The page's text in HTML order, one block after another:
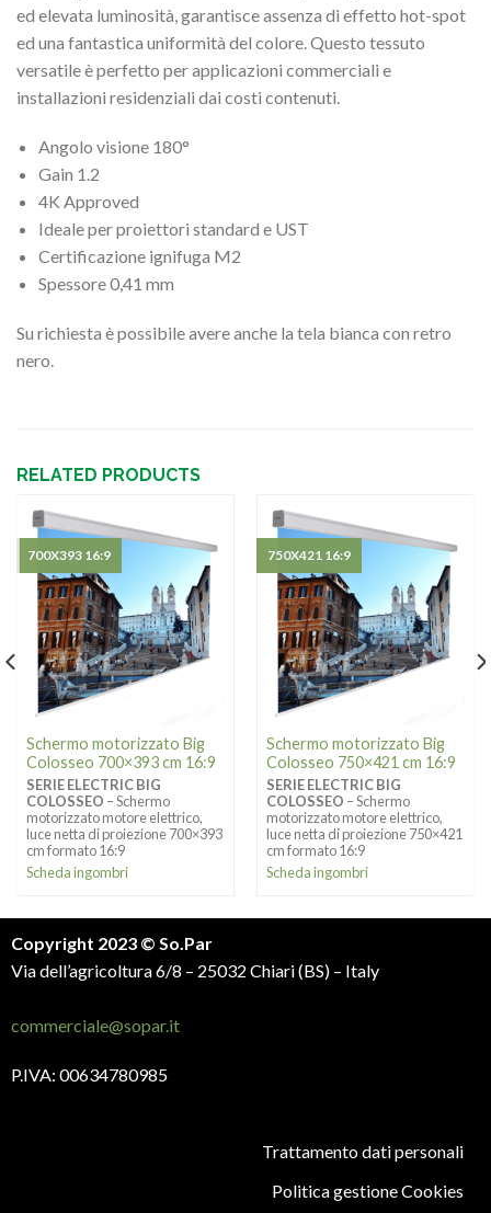
ed elevata luminosità, garantisce assenza di effetto hot-spot
ed una fantastica uniformità del colore. Questo tessuto
versatile è perfetto per applicazioni commerciali e
installazioni residenziali dai costi contenuti.
Angolo visione 180°
Gain 1.2
4K Approved
Ideale per proiettori standard e UST
Certificazione ignifuga M2
Spessore 0,41 mm
Su richiesta è possibile avere anche la tela bianca con retro
nero.
RELATED PRODUCTS
Schermo motorizzato Big
Colosseo 700×393 cm 16:9
SERIE ELECTRIC BIG
COLOSSEO – Schermo
motorizzato motore elettrico,
luce netta di proiezione 700×393
cm formato 16:9
Scheda ingombri
700X393 16:9
Schermo motorizzato Big
Colosseo 750×421 cm 16:9
SERIE ELECTRIC BIG
COLOSSEO – Schermo
motorizzato motore elettrico,
luce netta di proiezione 750×421
cm formato 16:9
Scheda ingombri
750X421 16:9
Copyright 2023 © So.Par
Via dell’agricoltura 6/8 – 25032 Chiari (BS) – Italy
commerciale@sopar.it
P.IVA: 00634780985
Trattamento dati personali
Politica gestione Cookies